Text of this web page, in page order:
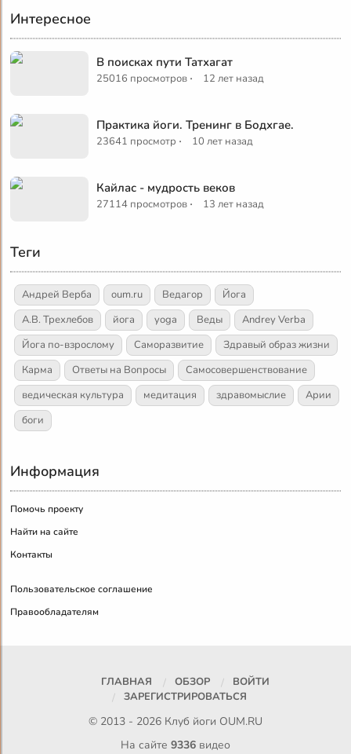
Интересное
В поисках пути Татхагат
25016 просмотров · 12 лет назад
Практика йоги. Тренинг в Бодхгае.
23641 просмотр · 10 лет назад
Кайлас - мудрость веков
27114 просмотров · 13 лет назад
Теги
Андрей Верба oum.ru Ведагор
Йога
А.В. Трехлебов
йога yoga Веды
Andrey Verba
Йога по-взрослому
Саморазвитие
Здравый образ жизни
Карма
Ответы на Вопросы
Самосовершенствование
ведическая культура
медитация здравомыслие
Арии
боги
Информация
Помочь проекту
Найти на сайте
Контакты
Пользовательское соглашение
Правообладателям
ГЛАВНАЯ ОБЗОР
ВОЙТИ
ЗАРЕГИСТРИРОВАТЬСЯ
© 2013 - 2026 Клуб йоги OUM.RU
На сайте 9336видео